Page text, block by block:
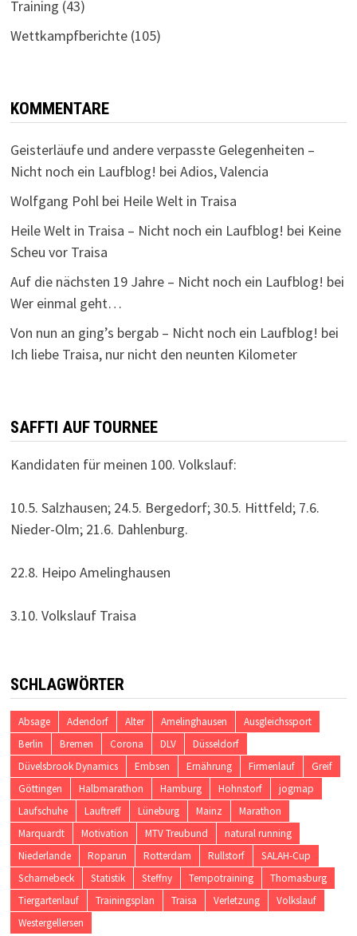
Training (43)
Wettkampfberichte(105)
KOMMENTARE
Geisterläufe und andere verpasste Gelegenheiten –
Nicht noch ein Laufblog! bei Adios, Valencia
Wolfgang Pohlbei Heile Welt in Traisa
Heile Welt in Traisa – Nicht noch ein Laufblog! bei Keine
Scheu vor Traisa
Auf die nächsten 19 Jahre – Nicht noch ein Laufblog! bei
Wer einmal geht…
Von nun an ging’s bergab – Nicht noch ein Laufblog! bei
Ich liebe Traisa, nur nicht den neunten Kilometer
SAFFTI AUF TOURNEE
Kandidaten für meinen 100. Volkslauf:
10.5. Salzhausen; 24.5. Bergedorf; 30.5. Hittfeld; 7.6.
Nieder-Olm; 21.6. Dahlenburg.
22.8. Heipo Amelinghausen
3.10. Volkslauf Traisa
SCHLAGWÖRTER
Absage Adendorf Alter Amelinghausen
Ausgleichssport
Berlin
Bremen Corona DLV
Düsseldorf
Düvelsbrook Dynamics
Embsen Ernährung Firmenlauf
Greif
Göttingen
Halbmarathon Hamburg Hohnstorf
jogmap
Laufschuhe
Lauftreff Lüneburg Mainz
Marathon
Marquardt
Motivation MTV Treubund
natural running
Niederlande
Roparun Rotterdam Rullstorf
SALAH-Cup
Scharnebeck
Statistik Steffny Tempotraining
Thomasburg
Tiergartenlauf
Trainingsplan Traisa Verletzung
Volkslauf
Westergellersen